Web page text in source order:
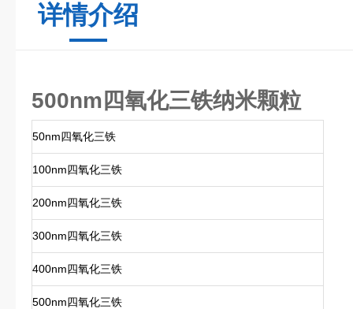
详情介绍
500nm四氧化三铁纳米颗粒
50nm四氧化三铁
100nm四氧化三铁
200nm四氧化三铁
300nm四氧化三铁
400nm四氧化三铁
500nm四氧化三铁